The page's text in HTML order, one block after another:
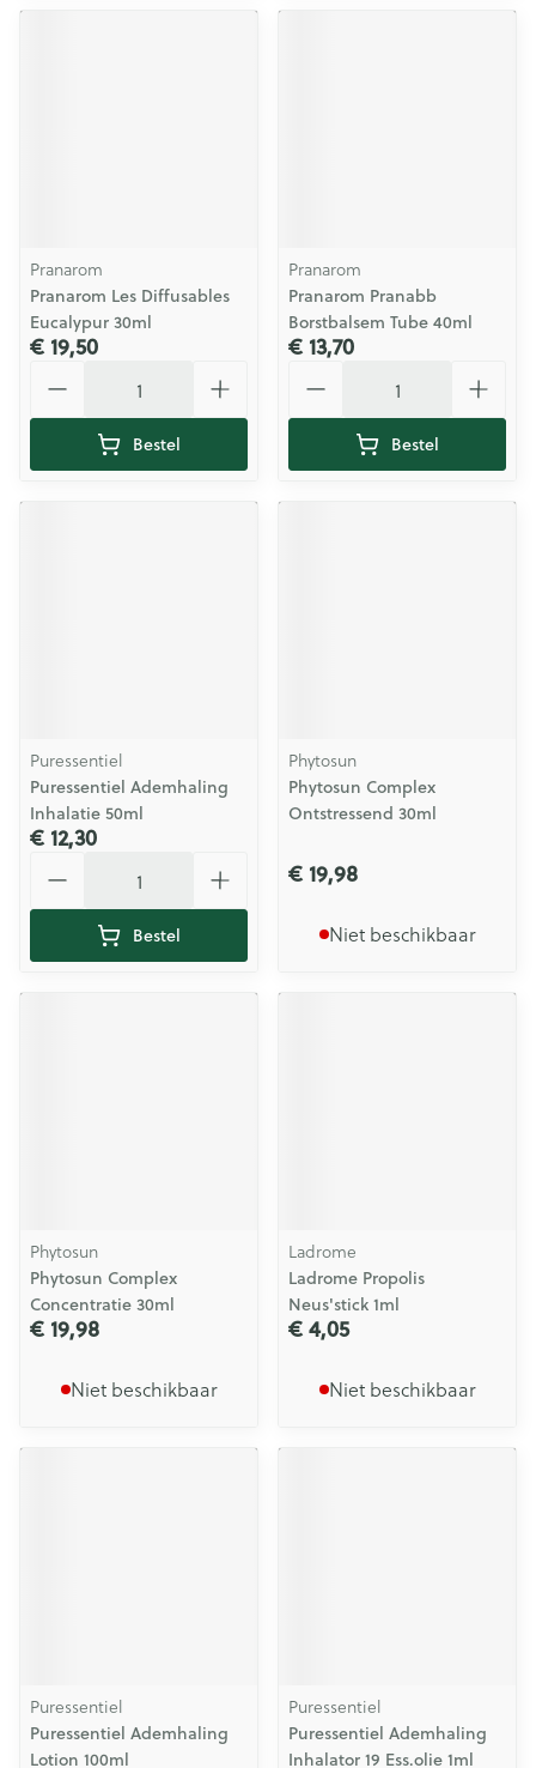
Pranarom
Pranarom Les Diffusables
Eucalypur 30ml
€ 19,50
Bestel
Pranarom
Pranarom Pranabb
Borstbalsem Tube 40ml
€ 13,70
Bestel
Puressentiel
Puressentiel Ademhaling
Inhalatie 50ml
€ 12,30
Bestel
Phytosun
Phytosun Complex
Ontstressend 30ml
€ 19,98
Niet beschikbaar
Phytosun
Phytosun Complex
Concentratie 30ml
€ 19,98
Niet beschikbaar
Ladrome
Ladrome Propolis
Neus'stick 1ml
€ 4,05
Niet beschikbaar
Puressentiel
Puressentiel Ademhaling
Lotion 100ml
Puressentiel
Puressentiel Ademhaling
Inhalator 19 Ess.olie 1ml